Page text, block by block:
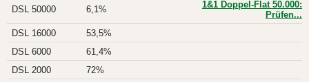
DSL 50000 6,1%
1&1 Doppel-Flat 50.000:
Prüfen...
DSL 16000
53,5%
DSL 6000
61,4%
DSL 2000
72%